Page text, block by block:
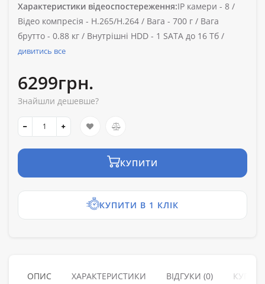
Характеристики відеоспостереження:IP камери - 8 /
Відео компресія - H.265/H.264 / Вага - 700 г / Вага
брутто - 0.88 кг / Внутрішні HDD - 1 SATA до 16 Тб /
дивитись все
6299грн.
Знайшли дешевше?
КУПИТИ
КУПИТИ В 1 КЛІК
ОПИС ХАРАКТЕРИСТИКИ ВІДГУКИ (0)